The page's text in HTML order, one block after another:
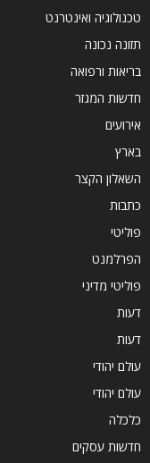
טכנולוגיה ואינטרנט
תזונה נכונה
בריאות ורפואה
חדשות המגזר
אירועים
בארץ
השאלון הקצר
כתבות
פוליטי
הפרלמנט
פוליטי מדיני
דעות
דעות
עולם יהודי
עולם יהודי
כלכלה
חדשות עסקים